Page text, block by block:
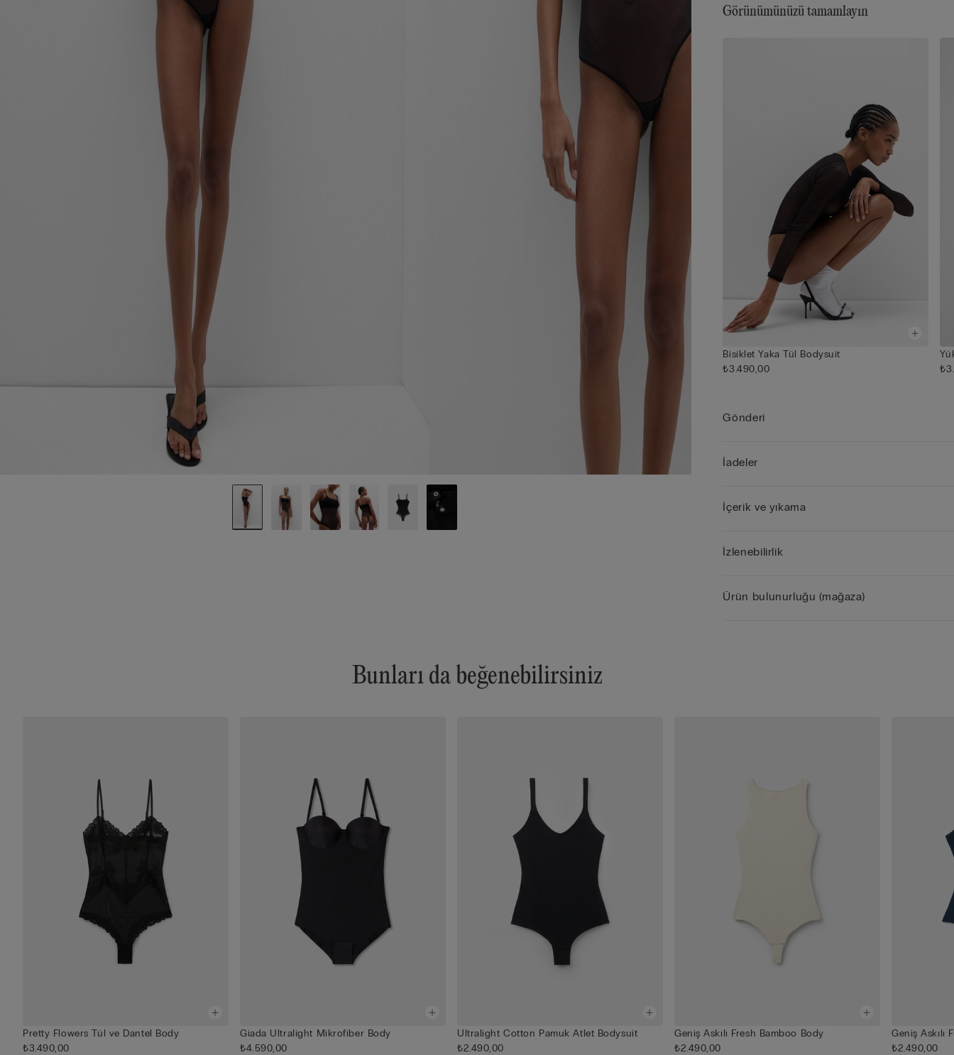
• Modelin boyu 175 cm, giydiği beden S
Görünümünüzü tamamlayın
Bisiklet Yaka Tül Bodysuit
₺3.490,00
Gönderi
İadeler
İçerik ve yıkama
İzlenebilirlik
Ürün bulunurluğu (mağaza)
Bunları da beğenebilirsiniz
Pretty Flowers Tül ve Dantel Body
₺3.490,00
Giada Ultralight Mikrofiber Body
₺4.590,00
Ultralight Cotton Pamuk Atlet Bodysuit
₺2.490,00
Geniş Askılı Fresh Bamboo Body
₺2.490,00
Geniş Askılı
₺2.490,00